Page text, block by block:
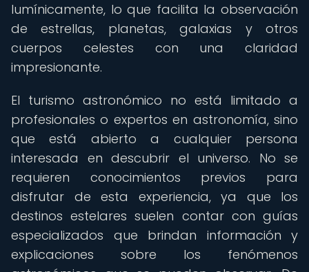
lumínicamente, lo que facilita la observación
de estrellas, planetas, galaxias y otros
cuerpos celestes con una claridad
impresionante.
El turismo astronómico no está limitado a
profesionales o expertos en astronomía, sino
que está abierto a cualquier persona
interesada en descubrir el universo. No se
requieren conocimientos previos para
disfrutar de esta experiencia, ya que los
destinos estelares suelen contar con guías
especializados que brindan información y
explicaciones sobre los fenómenos